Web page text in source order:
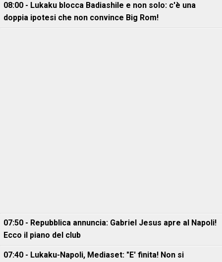
08:00 - Lukaku blocca Badiashile e non solo: c'è una
doppia ipotesi che non convince Big Rom!
07:50 - Repubblica annuncia: Gabriel Jesus apre al Napoli!
Ecco il piano del club
07:40 - Lukaku-Napoli, Mediaset: "E' finita! Non si